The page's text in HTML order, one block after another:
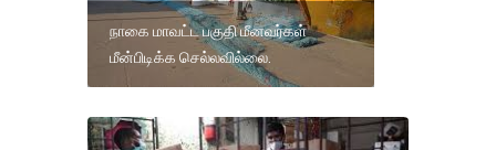
நாகை மாவட்ட பகுதி மீனவர்கள்
மீன்பிடிக்க செல்லவில்லை.